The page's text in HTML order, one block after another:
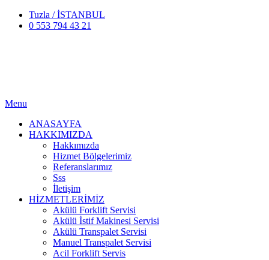
Tuzla / İSTANBUL
0 553 794 43 21
Menu
ANASAYFA
HAKKIMIZDA
Hakkımızda
Hizmet Bölgelerimiz
Referanslarımız
Sss
İletişim
HİZMETLERİMİZ
Akülü Forklift Servisi
Akülü İstif Makinesi Servisi
Akülü Transpalet Servisi
Manuel Transpalet Servisi
Acil Forklift Servis